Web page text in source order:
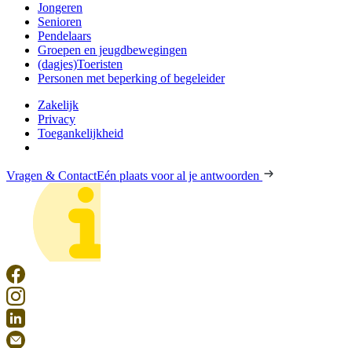
Jongeren
Senioren
Pendelaars
Groepen en jeugdbewegingen
(dagjes)Toeristen
Personen met beperking of begeleider
Zakelijk
Privacy
Toegankelijkheid
Vragen & ContactEén plaats voor al je antwoorden